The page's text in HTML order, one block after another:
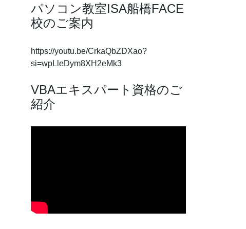
パソコン教室ISA船橋FACE
校のご案内
https://youtu.be/CrkaQbZDXao?
si=wpLleDym8XH2eMk3
VBAエキスパート資格のご
紹介